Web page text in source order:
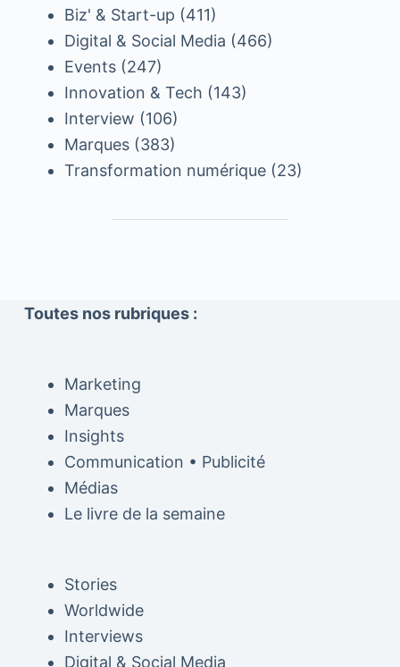
Biz' & Start-up (411)
Digital & Social Media (466)
Events(247)
Innovation & Tech (143)
Interview (106)
Marques(383)
Transformation numérique(23)
Toutes nos rubriques :
Marketing
Marques
Insights
Communication • Publicité
Médias
Le livre de la semaine
Stories
Worldwide
Interviews
Digital & Social Media